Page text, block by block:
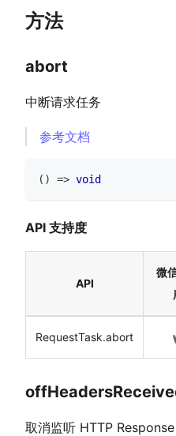
方法
abort
中断请求任务
参考文档
( ) => void
API 支持度
API
微
RequestTask.abort
取消监听 HTTP